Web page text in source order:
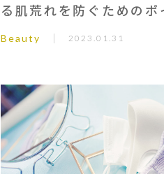
る肌荒れを防ぐためのポ
Beauty 2023.01.31